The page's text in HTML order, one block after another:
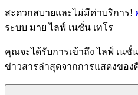
สะดวกสบายและไม่มีค่าบริการ!
ระบบ มาย ไลฟ์ เนชั่น เทโร
คุณจะได้รับการเข้าถึง ไลฟ์ เนชั่
ข่าวสารล่าสุดจากการแสดงขอ